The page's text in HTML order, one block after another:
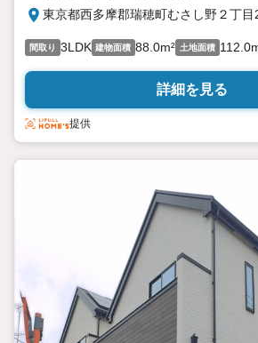
東京都西多摩郡瑞穂町むさし野２丁目
間取り 3LDK 建物面積 88.0m² 土地面積
詳細を見る
提供